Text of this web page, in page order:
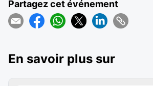
Partagez cet événement
En savoir plus sur